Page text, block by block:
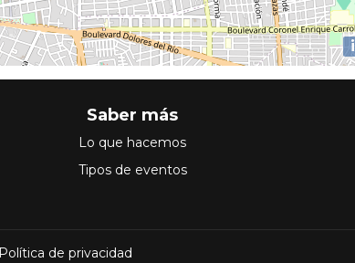
i
Saber más
Lo que hacemos
Tipos de eventos
Política de privacidad